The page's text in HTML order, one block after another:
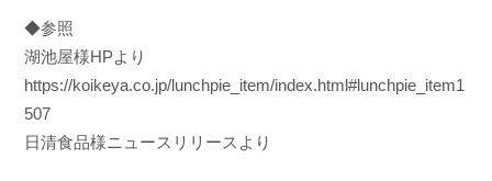
◆参照
湖池屋様HPより
https://koikeya.co.jp/lunchpie_item/index.html#lunchpie_item1
507
日清食品様ニュースリリースより